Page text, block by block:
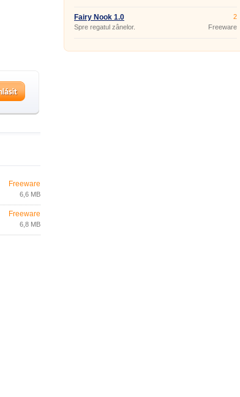
Freeware
6,6 MB
Freeware
6,8 MB
Fairy Nook 1.0
Spre regatul zânelor.
2
Freeware